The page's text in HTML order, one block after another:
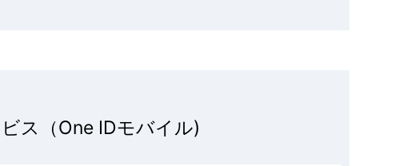
ス（One IDモバイル)